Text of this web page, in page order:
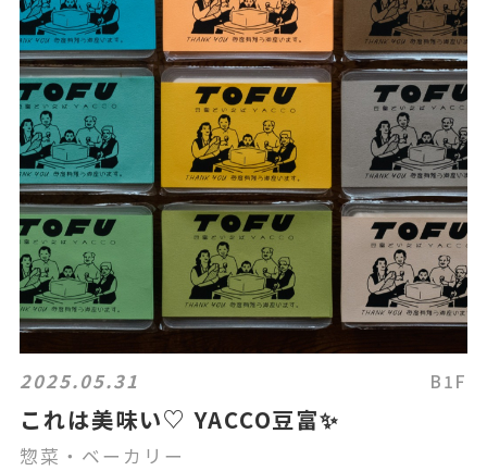
2025.05.31 B1F
これは美味い♡ YACCO豆富✨
惣菜・ベーカリー